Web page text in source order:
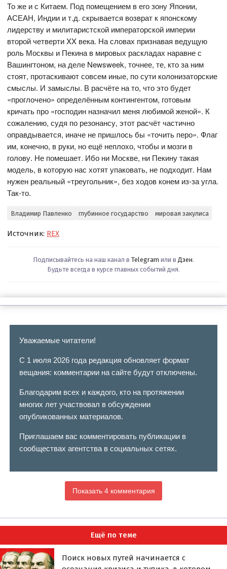
То же и с Китаем. Под помещением в его зону Японии,
АСЕАН, Индии и т.д. скрывается возврат к японскому
лидерству и милитаристской императорской империи
второй четверти XX века. На словах признавая ведущую
роль Москвы и Пекина в мировых раскладах наравне с
Вашингтоном, на деле Newsweek, точнее, те, кто за ним
стоят, протаскивают совсем иные, по сути колонизаторские
смыслы. И замыслы. В расчёте на то, что это будет
«проглочено» определённым контингентом, готовым
кричать про «господин назначил меня любимой женой». К
сожалению, судя по резонансу, этот расчёт частично
оправдывается, иначе не пришлось бы «точить перо». Флаг
им, конечно, в руки, но ещё неплохо, чтобы и мозги в
голову. Не помешает. Ибо ни Москве, ни Пекину такая
модель, в которую нас хотят упаковать, не подходит. Нам
нужен реальный «треугольник», без ходов конем из-за угла.
Так-то.
Владимир Павленко глубинное государство мировая закулиса
Источник: REX
Подписывайтесь на наш канал в Telegram или в Дзен.
Будьте всегда в курсе главных событий дня.
Уважаемые читатели!
С 1 июля 2026 года редакция обновляет формат
вещания: комментарии на сайте будут отключены.
Благодарим всех и каждого, кто на протяжении
многих лет участвовал в обсуждении
опубликованных материалов.
Приглашаем вас комментировать публикации в
сообществах агентства в социальных сетях.
Показать 4 комментария
Ещё по теме
Поиск новых путей начинается с